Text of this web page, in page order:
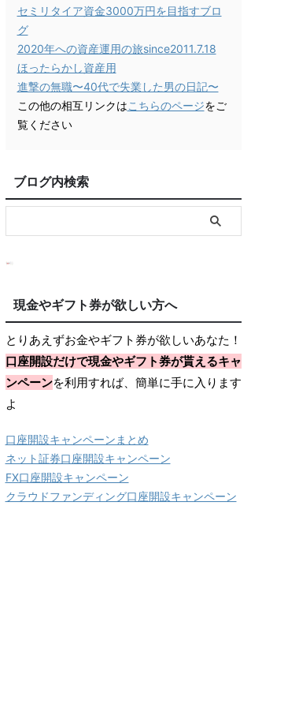
セミリタイア資金3000万円を目指すブロ
グ
2020年への資産運用の旅since2011.7.18
ほったらかし資産用
進撃の無職〜40代で失業した男の日記〜
この他の相互リンクはこちらのページをご
覧ください
ブログ内検索
現金やギフト券が欲しい方へ
とりあえずお金やギフト券が欲しいあなた！
口座開設だけで現金やギフト券が貰えるキャ
ンペーンを利用すれば、簡単に手に入ります
よ
口座開設キャンペーンまとめ
ネット証券口座開設キャンペーン
FX口座開設キャンペーン
クラウドファンディング口座開設キャンペーン